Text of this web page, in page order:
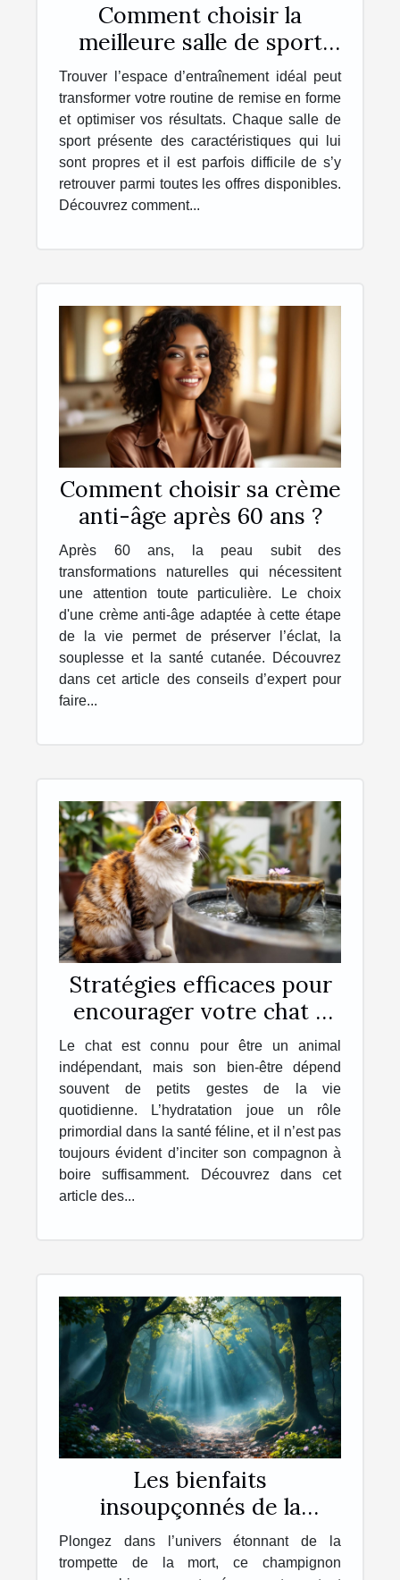
Comment choisir la
meilleure salle de sport
pour vos besoins ?
Trouver l’espace d’entraînement idéal peut
transformer votre routine de remise en forme
et optimiser vos résultats. Chaque salle de
sport présente des caractéristiques qui lui
sont propres et il est parfois difficile de s’y
retrouver parmi toutes les offres disponibles.
Découvrez comment...
Comment choisir sa crème
anti-âge après 60 ans ?
Après 60 ans, la peau subit des
transformations naturelles qui nécessitent
une attention toute particulière. Le choix
d'une crème anti-âge adaptée à cette étape
de la vie permet de préserver l’éclat, la
souplesse et la santé cutanée. Découvrez
dans cet article des conseils d’expert pour
faire...
Stratégies efficaces pour
encourager votre chat à
s'hydrater davantage
Le chat est connu pour être un animal
indépendant, mais son bien-être dépend
souvent de petits gestes de la vie
quotidienne. L’hydratation joue un rôle
primordial dans la santé féline, et il n’est pas
toujours évident d’inciter son compagnon à
boire suffisamment. Découvrez dans cet
article des...
Les bienfaits
insoupçonnés de la
trompette de la mort sur
la santé
Plongez dans l’univers étonnant de la
trompette de la mort, ce champignon